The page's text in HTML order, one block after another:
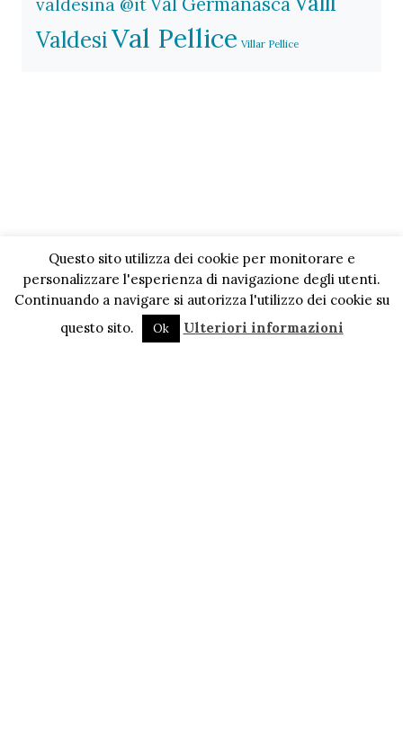
valdesina @it
ValdesiVal Pellice Villar Pellice
Questo sito utilizza dei cookie per monitorare e
personalizzare l'esperienza di navigazione degli utenti.
Continuando a navigare si autorizza l'utilizzo dei cookie su
questo sito.
Ok Ulteriori informazioni